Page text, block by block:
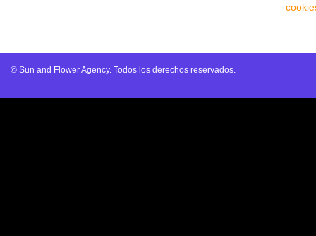
© Sun and Flower Agency. Todos los derechos reservados.